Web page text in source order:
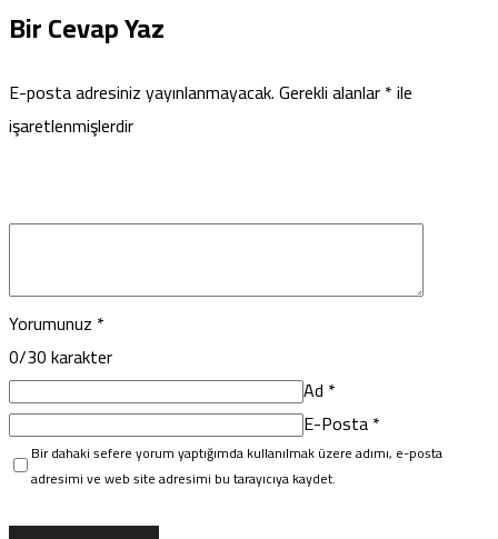
Bir Cevap Yaz
E-posta adresiniz yayınlanmayacak.Gerekli alanlar*ile
işaretlenmişlerdir
Yorumunuz *
0/30 karakter
Ad *
E-Posta*
Bir dahaki sefere yorum yaptığımda kullanılmak üzere adımı, e-posta
adresimi ve web site adresimi bu tarayıcıya kaydet.